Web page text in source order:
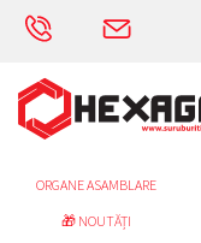
ORGANE ASAMBLARE
🎁 NOUTĂȚI